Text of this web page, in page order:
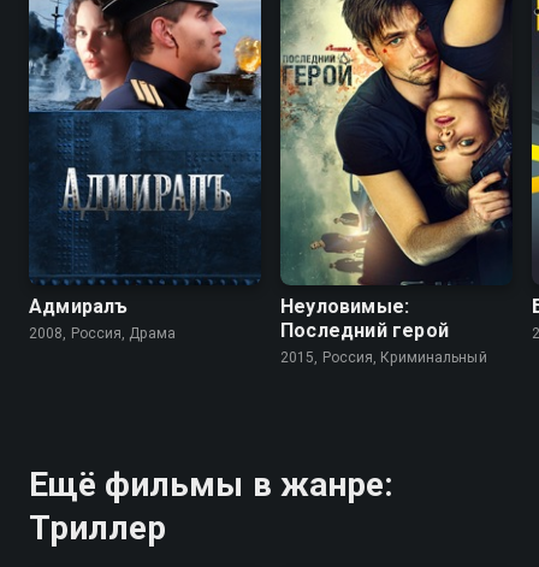
Адмиралъ
2008, Россия, Драма
Неуловимые:
Последний герой
2015, Россия, Криминальный
Ещё фильмы в жанре:
Триллер